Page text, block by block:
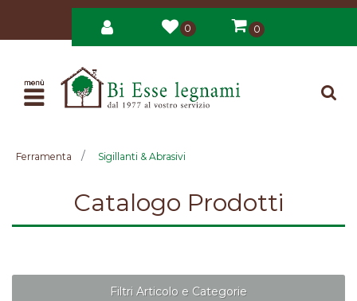
0 0
Open
Ferramenta Sigillanti & Abrasivi
Catalogo Prodotti
Filtri Articolo e Categorie